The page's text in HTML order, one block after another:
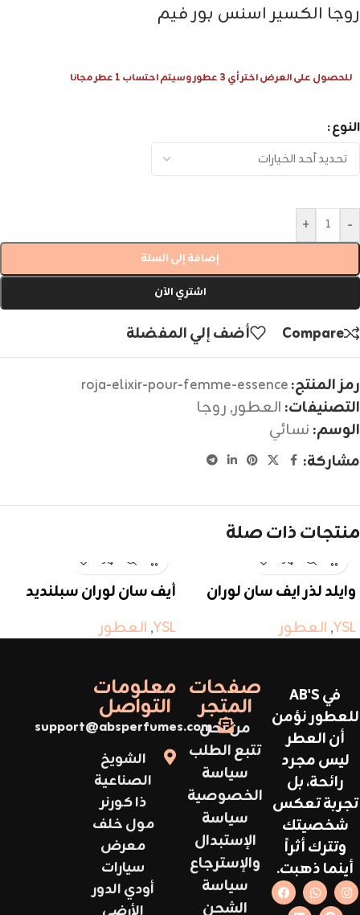
روجا الكسير اسنس بور فيم
للحصول على العرض اختر أي 3 عطور وسيتم احتساب 1 عطر مجانا
النوع
-
+
إضافة إلى السلة
اشتري الآن
Compare أضف إلي المفضلة
رمز المنتج:roja-elixir-pour-femme-essence
التصنيفات: العطور, روجا
الوسم: نسائي
مشاركة:
منتجات ذات صلة
وايلد لذر ايف سان لوران
YSL
, العطور
أيف سان لوران سبلنديد
YSL
, العطور
في AB'S
للعطور نؤمن
أن العطر
ليس مجرد
رائحة، بل
تجربة تعكس
شخصيتك
وتترك أثراً
أينما ذهبت.
صفحات
المتجر
من نحن
تتبع الطلب
سياسة
الخصوصية
سياسة
الإستبدال
والإسترجاع
سياسة
الشحن
معلومات
التواصل
support@absperfumes.com
الشويخ
الصناعية
ذا كورنر
مول خلف
معرض
سيارات
أودي الدور